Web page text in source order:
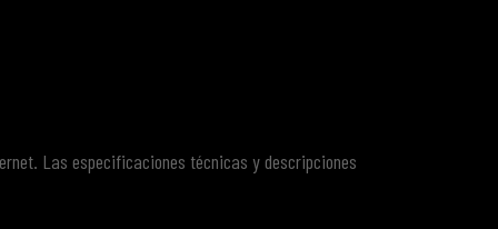
Las especificaciones técnicas y descripciones